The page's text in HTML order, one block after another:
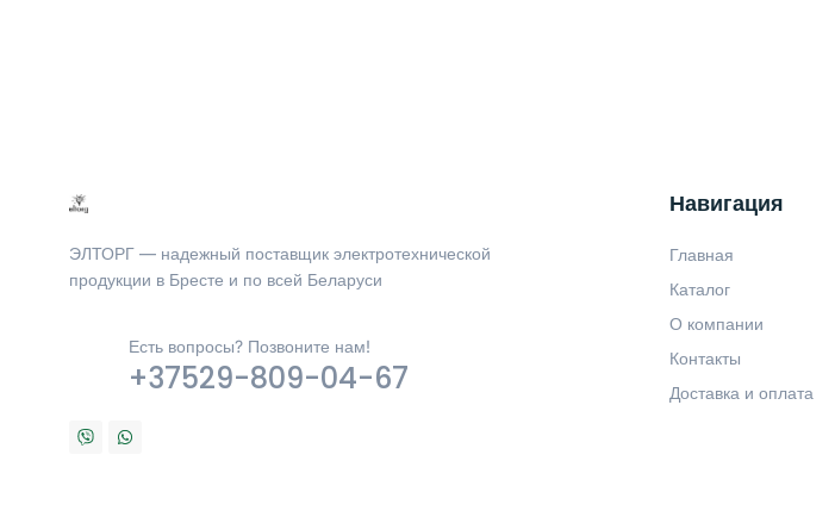
ЭЛТОРГ — надежный поставщик электротехнической
продукции в Бресте и по всей Беларуси
Есть вопросы? Позвоните нам!
+37529-809-04-67
Навигация
Главная
Каталог
О компании
Контакты
Доставка и оплата